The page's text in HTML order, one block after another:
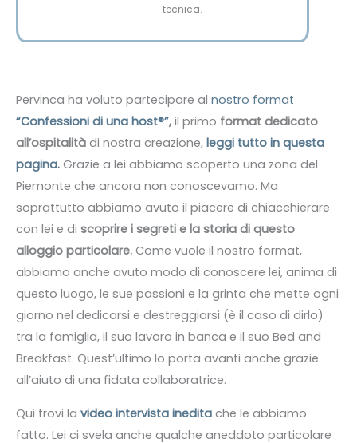
tecnica.
Pervinca ha voluto partecipare al nostro format
“Confessioni di una host®”, il primo format dedicato
all’ospitalità di nostra creazione, leggi tutto in questa
pagina. Grazie a lei abbiamo scoperto una zona del
Piemonte che ancora non conoscevamo. Ma
soprattutto abbiamo avuto il piacere di chiacchierare
con lei e di scoprire i segreti e la storia di questo
alloggio particolare. Come vuole il nostro format,
abbiamo anche avuto modo di conoscere lei, anima di
questo luogo, le sue passioni e la grinta che mette ogni
giorno nel dedicarsi e destreggiarsi (è il caso di dirlo)
tra la famiglia, il suo lavoro in banca e il suo Bed and
Breakfast. Quest’ultimo lo porta avanti anche grazie
all’aiuto di una fidata collaboratrice.
Qui trovi la video intervista inedita che le abbiamo
fatto. Lei ci svela anche qualche aneddoto particolare